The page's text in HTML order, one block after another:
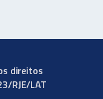
direitos
RJE/LAT